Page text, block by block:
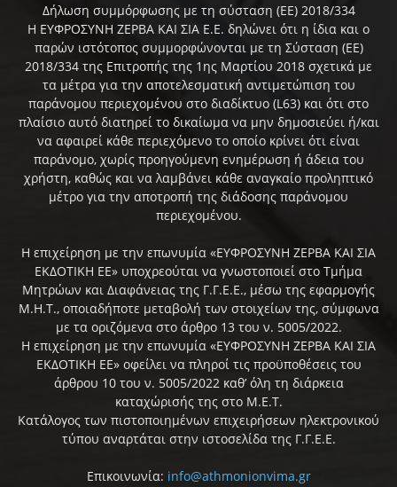
Δήλωση συμμόρφωσης με τη σύσταση (ΕΕ) 2018/334
Η ΕΥΦΡΟΣΥΝΗ ΖΕΡΒΑ ΚΑΙ ΣΙΑ Ε.Ε. δηλώνει ότι η ίδια και ο
παρών ιστότοπος συμμορφώνονται με τη Σύσταση (ΕΕ)
2018/334 της Επιτροπής της 1ης Μαρτίου 2018 σχετικά με
τα μέτρα για την αποτελεσματική αντιμετώπιση του
παράνομου περιεχομένου στο διαδίκτυο (L63) και ότι στο
πλαίσιο αυτό διατηρεί το δικαίωμα να μην δημοσιεύει ή/και
να αφαιρεί κάθε περιεχόμενο το οποίο κρίνει ότι είναι
παράνομο, χωρίς προηγούμενη ενημέρωση ή άδεια του
χρήστη, καθώς και να λαμβάνει κάθε αναγκαίο προληπτικό
μέτρο για την αποτροπή της διάδοσης παράνομου
περιεχομένου.
Η επιχείρηση με την επωνυμία «ΕΥΦΡΟΣΥΝΗ ΖΕΡΒΑ ΚΑΙ ΣΙΑ
ΕΚΔΟΤΙΚΗ ΕΕ» υποχρεούται να γνωστοποιεί στο Τμήμα
Μητρώων και Διαφάνειας της Γ.Γ.Ε.Ε., μέσω της εφαρμογής
Μ.Η.Τ., οποιαδήποτε μεταβολή των στοιχείων της, σύμφωνα
με τα οριζόμενα στο άρθρο 13 του ν. 5005/2022.
Η επιχείρηση με την επωνυμία «ΕΥΦΡΟΣΥΝΗ ΖΕΡΒΑ ΚΑΙ ΣΙΑ
ΕΚΔΟΤΙΚΗ ΕΕ» οφείλει να πληροί τις προϋποθέσεις του
άρθρου 10 του ν. 5005/2022 καθ’ όλη τη διάρκεια
καταχώρισής της στο Μ.Ε.Τ.
Κατάλογος των πιστοποιημένων επιχειρήσεων ηλεκτρονικού
τύπου αναρτάται στην ιστοσελίδα της Γ.Γ.Ε.Ε.
Επικοινωνία: info@athmonionvima.gr